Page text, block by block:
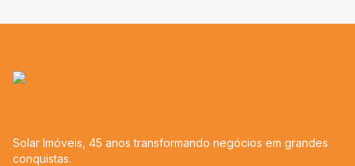
Solar Imóveis, 45 anos transformando negócios em grandes
conquistas.